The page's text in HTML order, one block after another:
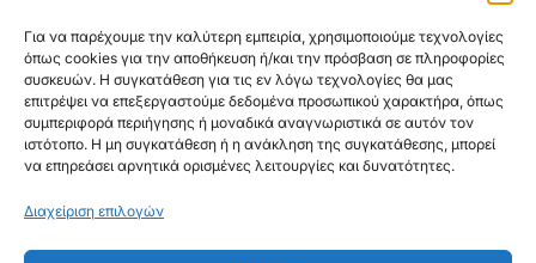
Για να παρέχουμε την καλύτερη εμπειρία, χρησιμοποιούμε τεχνολογίες
όπως cookies για την αποθήκευση ή/και την πρόσβαση σε πληροφορίες
συσκευών. Η συγκατάθεση για τις εν λόγω τεχνολογίες θα μας
επιτρέψει να επεξεργαστούμε δεδομένα προσωπικού χαρακτήρα, όπως
συμπεριφορά περιήγησης ή μοναδικά αναγνωριστικά σε αυτόν τον
ιστότοπο. Η μη συγκατάθεση ή η ανάκληση της συγκατάθεσης, μπορεί
να επηρεάσει αρνητικά ορισμένες λειτουργίες και δυνατότητες.
Διαχείριση επιλογών